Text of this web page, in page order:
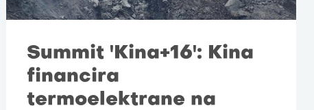
Summit 'Kina+16': Kina
financira
termoelektrane na